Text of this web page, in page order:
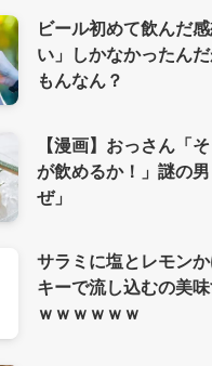
ビール初めて飲んだ
い」しかなかったん
もんなん？
【漫画】おっさん「
が飲めるか！」謎の
ぜ」
サラミに塩とレモン
キーで流し込むの美
ｗｗｗｗｗｗ